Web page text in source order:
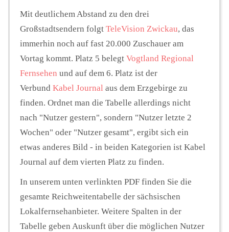
Mit deutlichem Abstand zu den drei
Großstadtsendern folgt TeleVision Zwickau, das
immerhin noch auf fast 20.000 Zuschauer am
Vortag kommt. Platz 5 belegt Vogtland Regional
Fernsehen und auf dem 6. Platz ist der
Verbund Kabel Journal aus dem Erzgebirge zu
finden. Ordnet man die Tabelle allerdings nicht
nach "Nutzer gestern", sondern "Nutzer letzte 2
Wochen" oder "Nutzer gesamt", ergibt sich ein
etwas anderes Bild - in beiden Kategorien ist Kabel
Journal auf dem vierten Platz zu finden.
In unserem unten verlinkten PDF finden Sie die
gesamte Reichweitentabelle der sächsischen
Lokalfernsehanbieter. Weitere Spalten in der
Tabelle geben Auskunft über die möglichen Nutzer